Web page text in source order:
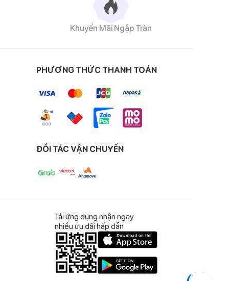
nước.
theo trong những
Khuyến Mãi Ngập Tràn
PHƯƠNG THỨC THANH TOÁN
ĐỐI TÁC VẬN CHUYỂN
Tải ứng dụng nhận ngay
nhiều ưu đãi hấp dẫn